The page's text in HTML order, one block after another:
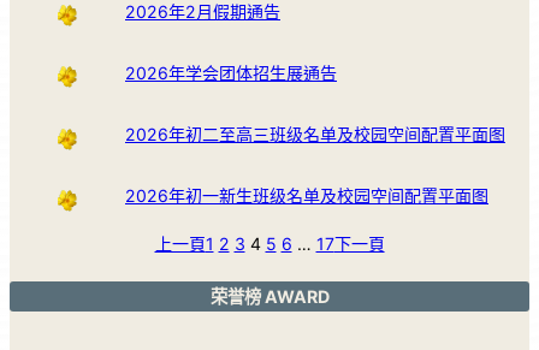
2026年2月假期通告
2026年学会团体招生展通告
2026年初二至高三班级名单及校园空间配置平面图
2026年初一新生班级名单及校园空间配置平面图
上一頁1 2 3 4 5 6 … 17下一頁
荣誉榜 AWARD